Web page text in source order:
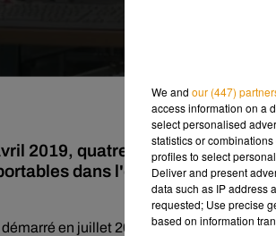
2019, quatre employés
dans l'entrepôt de Gidy,
démarré en juillet 2018 ! Amazon avait, à
We and our (447)
access information on a
select personalised
statistics or
profiles to select
Deliver and present
data such as IP address
requested; Use precise
based on information